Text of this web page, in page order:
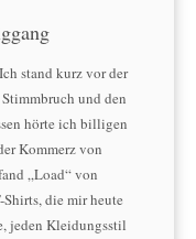
stand kurz vor der
und den
hörte ich billigen
Kommerz von
„Load“ von
die mir heute
jeden Kleidungsstil